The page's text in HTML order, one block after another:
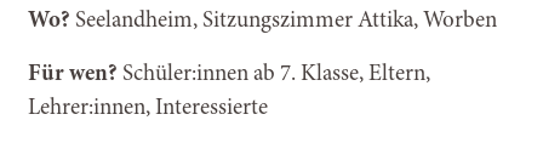
Wo? Seelandheim, Sitzungszimmer Attika, Worben
Für wen? Schüler:innen ab 7. Klasse, Eltern,
Lehrer:innen, Interessierte